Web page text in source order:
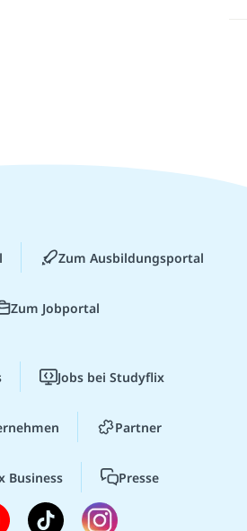
Zum Ausbildungsportal
Zum Jobportal
Jobs bei Studyflix
Partner
Business Presse